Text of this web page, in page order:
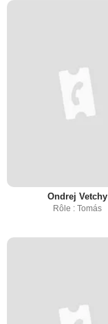
Ondrej Vetchy
Rôle : Tomás